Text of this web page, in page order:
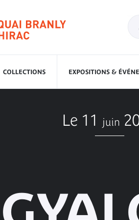
COLLECTIONS EXPOSITIONS &
Le 11 juin